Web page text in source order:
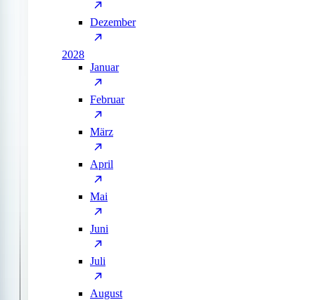
Dezember
2028
Januar
Februar
März
April
Mai
Juni
Juli
August